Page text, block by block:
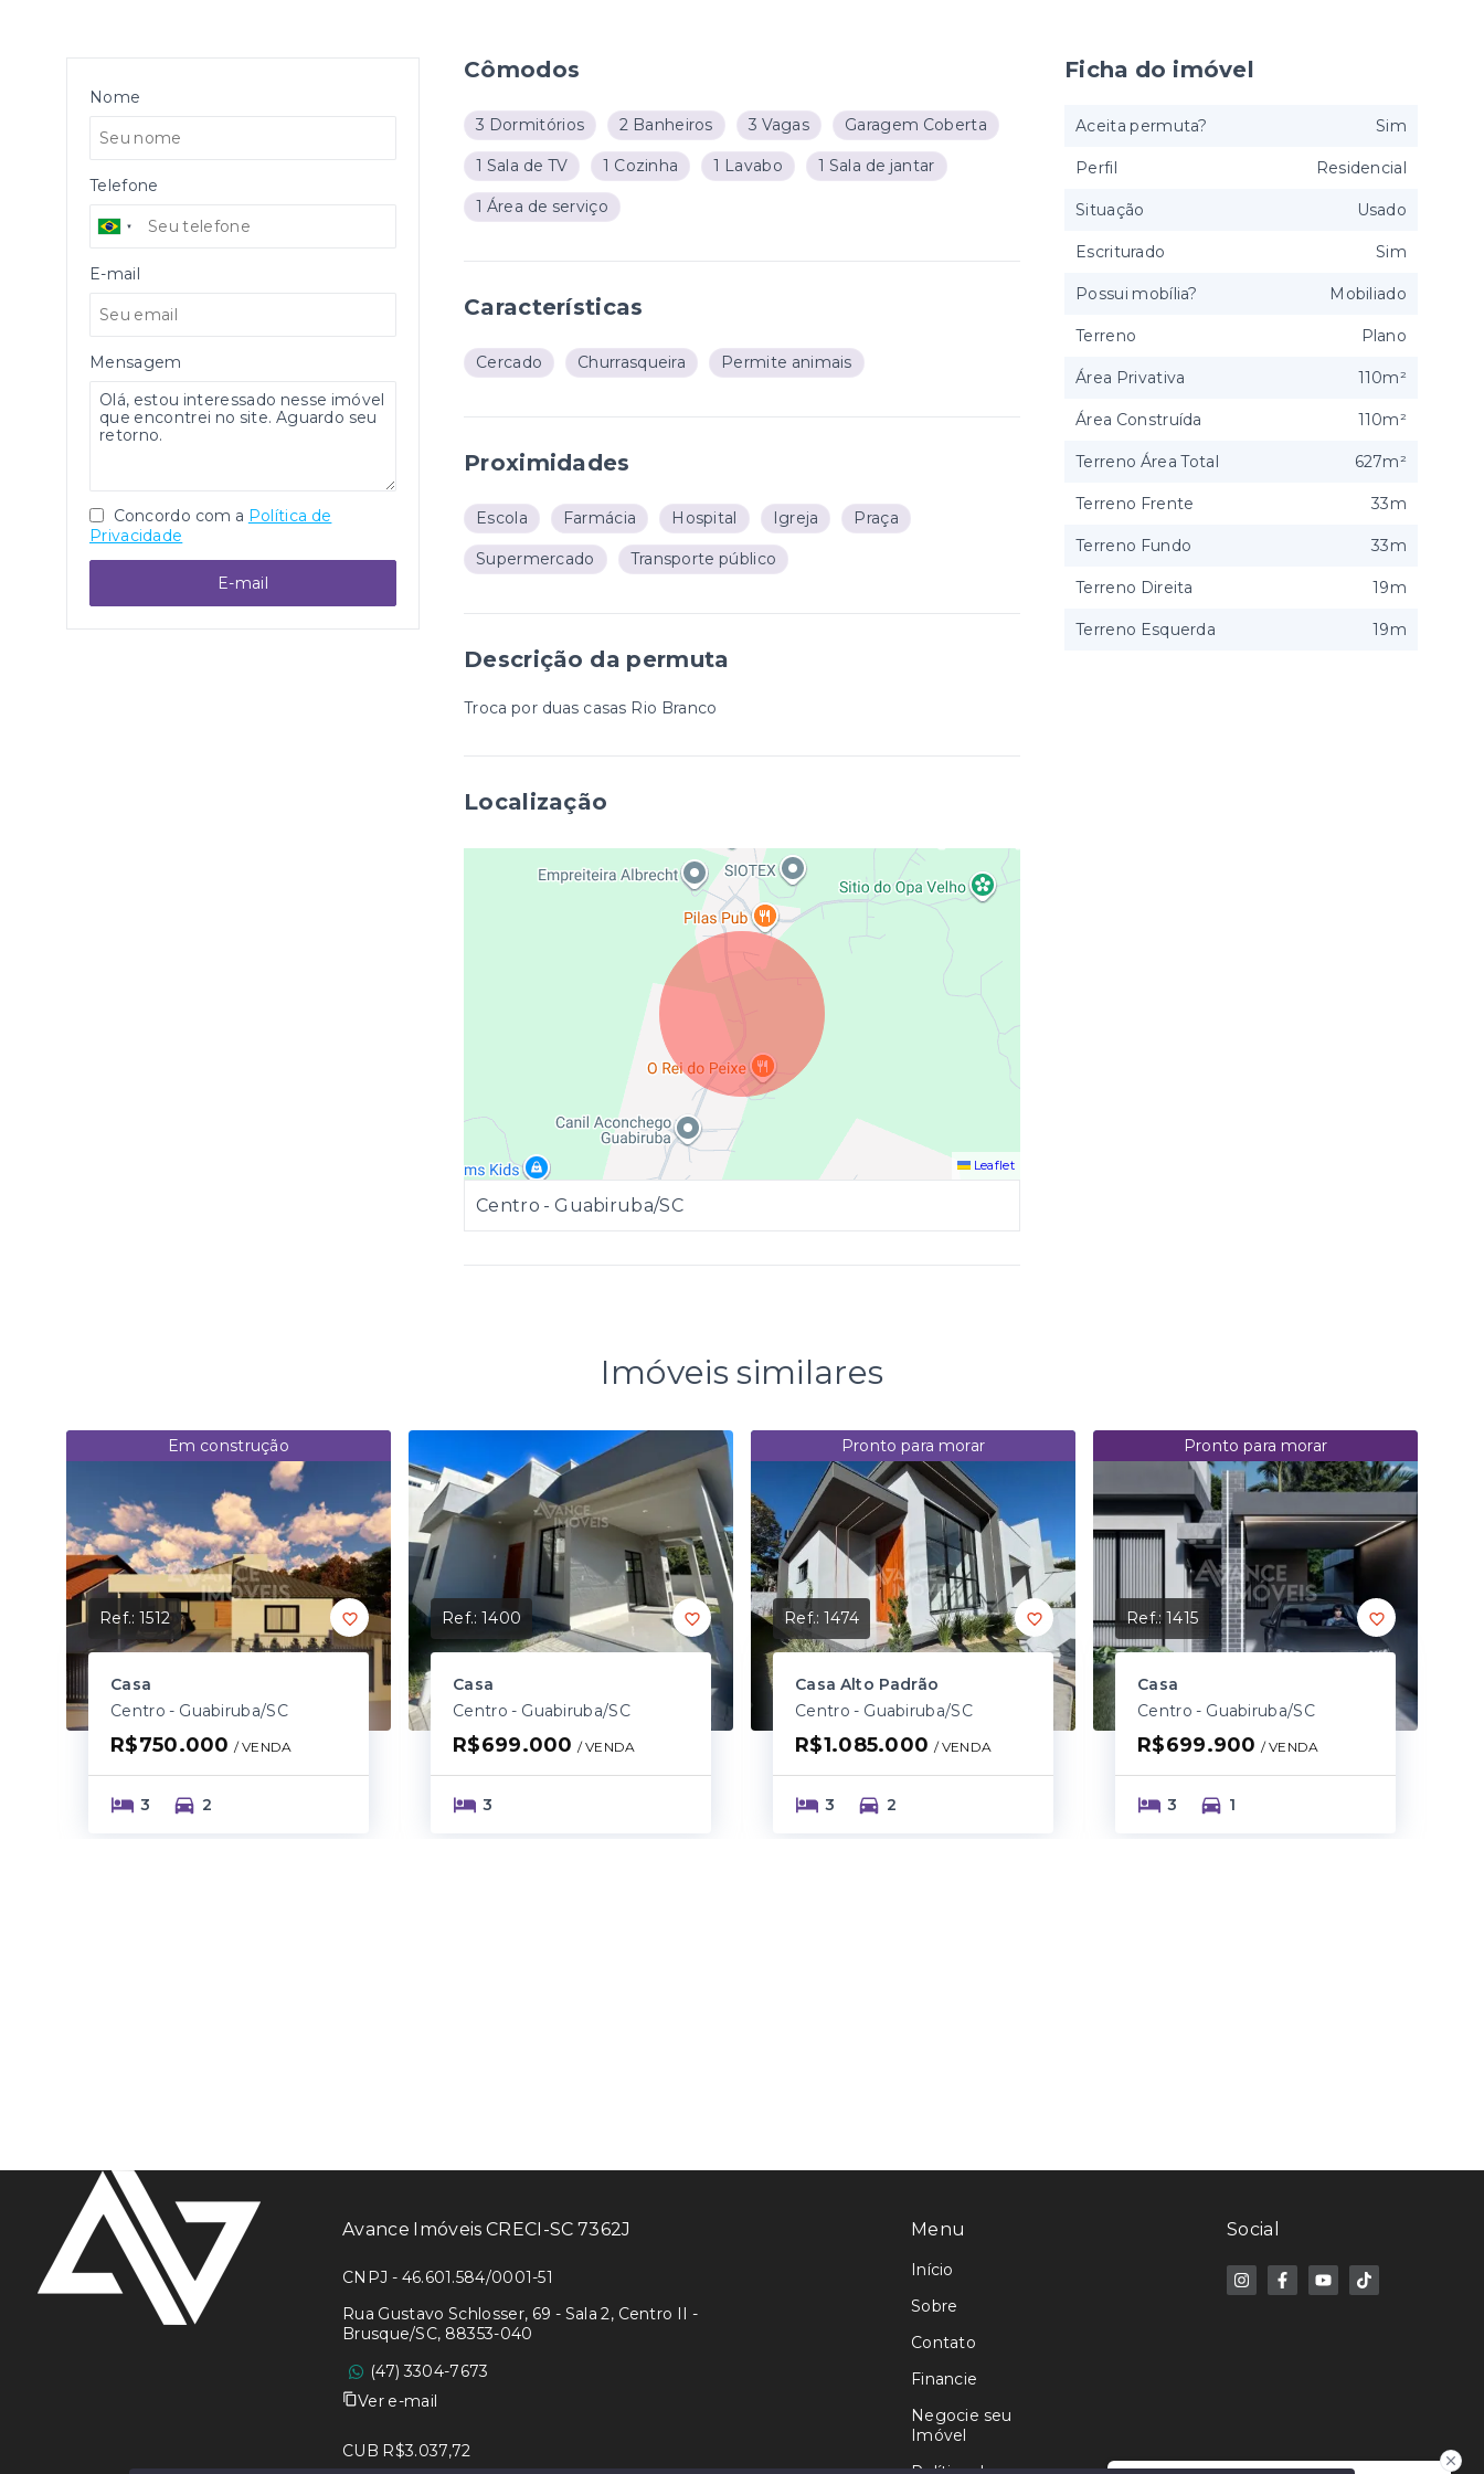
Nome
Telefone
E-mail
Mensagem
Concordo com a Política de
Privacidade
E-mail
Cômodos
3 Dormitórios 2 Banheiros 3 Vagas Garagem Coberta
1 Sala de TV 1 Cozinha 1 Lavabo 1 Sala de jantar
1 Área de serviço
Características
Cercado Churrasqueira Permite animais
Proximidades
Escola Farmácia Hospital Igreja Praça
Supermercado Transporte público
Descrição da permuta
Troca por duas casas Rio Branco
Localização
Leaflet
Centro - Guabiruba/SC
Ficha do imóvel
Aceita permuta? Sim
Perfil Residencial
Situação Usado
Escriturado Sim
Possui mobília? Mobiliado
Terreno Plano
Área Privativa 110m²
Área Construída 110m²
Terreno Área Total 627m²
Terreno Frente 33m
Terreno Fundo 33m
Terreno Direita 19m
Terreno Esquerda 19m
Imóveis similares
Em construção
Ref.:1512
Casa
Centro - Guabiruba/SC
R$750.000 / VENDA
3 2
Ref.:1400
Casa
Centro - Guabiruba/SC
R$699.000 / VENDA
3
Pronto para morar
Ref.:1474
Casa Alto Padrão
Centro - Guabiruba/SC
R$1.085.000 / VENDA
3 2
Pronto para morar
Ref.:1415
Casa
Centro - Guabiruba/SC
R$699.900 / VENDA
3 1
Avance Imóveis CRECI-SC 7362J
CNPJ - 46.601.584/0001-51
Rua Gustavo Schlosser, 69 - Sala 2, Centro II -
Brusque/SC, 88353-040
(47) 3304-7673
Ver e-mail
CUB R$3.037,72
Menu
Início
Sobre
Contato
Financie
Negocie seu
Imóvel
Social